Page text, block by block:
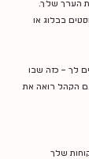
הערך שלך.
בבלוג או
לך – כזה שבו
הקהל רואה את
שלך